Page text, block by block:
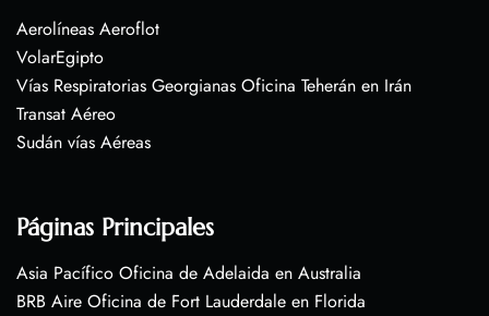
Aerolíneas Aeroflot
VolarEgipto
Vías Respiratorias Georgianas Oficina Teherán en Irán
Transat Aéreo
Sudán vías Aéreas
Páginas Principales
Asia Pacífico Oficina de Adelaida en Australia
BRB Aire Oficina de Fort Lauderdale en Florida